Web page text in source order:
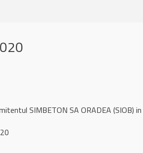
SIMBETON SA ORADEA (SIOB)